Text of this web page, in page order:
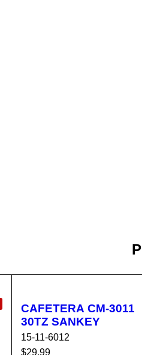
CAFETERA CM-3011
30TZ SANKEY
15-11-6012
$29.99